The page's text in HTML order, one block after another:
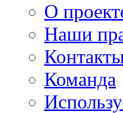
О
Наши
Команда